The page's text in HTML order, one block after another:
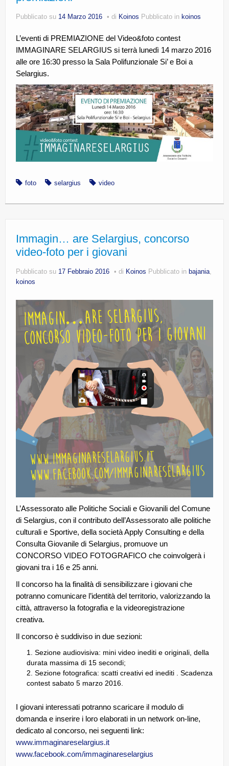
Whistleblowing
Lavora con noi
Centro Antiviolenza “Feminas” | PLUS Sanluri –
Guspini
Pubblicato su 14 Marzo 2016 di Koinos Pubblicato in koinos
L’eventi di PREMIAZIONE del Video&foto contest
IMMAGINARE SELARGIUS si terrà lunedì 14 marzo 2016
alle ore 16:30 presso la Sala Polifunzionale Si’ e Boi a
Selargius.
foto selargius video
Immagin… are Selargius, concorso
video-foto per i giovani
Pubblicato su 17 Febbraio 2016 di Koinos Pubblicato in bajania,
koinos
L’Assessorato alle Politiche Sociali e Giovanili del Comune
di Selargius, con il contributo dell’Assessorato alle politiche
culturali e Sportive, della società Apply Consulting e della
Consulta Giovanile di Selargius, promuove un
CONCORSO VIDEO FOTOGRAFICO che coinvolgerà i
giovani tra i 16 e 25 anni.
Il concorso ha la finalità di sensibilizzare i giovani che
potranno comunicare l’identità del territorio, valorizzando la
città, attraverso la fotografia e la videoregistrazione
creativa.
Il concorso è suddiviso in due sezioni:
Sezione audiovisiva: mini video inediti e originali, della
durata massima di 15 secondi;
Sezione fotografica: scatti creativi ed inediti . Scadenza
contest sabato 5 marzo 2016.
I giovani interessati potranno scaricare il modulo di
domanda e inserire i loro elaborati in un network on-line,
dedicato al concorso, nei seguenti link:
www.immaginareselargius.it
www.facebook.com/immaginareselargius